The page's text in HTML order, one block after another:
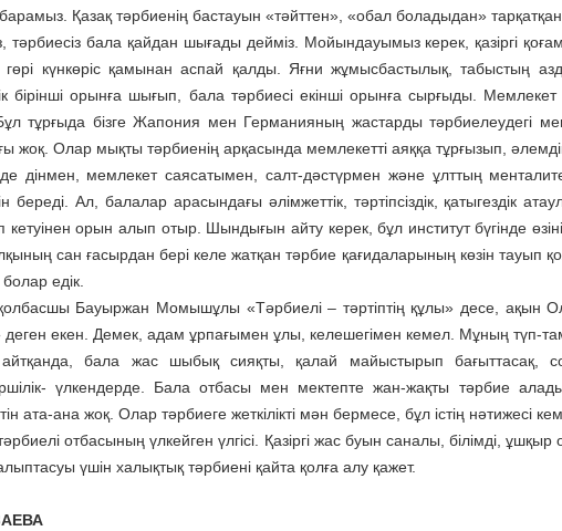
Қазақ тәрбиенің бастауын «тәйттен», «обал боладыдан»
тәрбиесіз бала қайдан шығады дейміз. Мойындауымыз керек, қазіргі
гөрі күнкөріс қамынан аспай қалды. Яғни жұмысбастылық, табыстың
бірінші орынға шығып, бала тәрбиесі екінші орынға сырғыды.
тұрғыда бізге Жапония мен Германияның жастарды тәрбиелеудегі
жоқ. Олар мықты тәрбиенің арқасында мемлекетті аяққа тұрғызып,
дінмен, мемлекет саясатымен, салт-дәстүрмен және ұлттың
береді. Ал, балалар арасындағы әлімжеттік, тәртіпсіздік, қатыгездік
орын алып отыр. Шындығын айту керек, бұл институт бүгінде
сан ғасырдан бері келе жатқан тәрбие қағидаларының көзін тауып
едік.
Бауыржан Момышұлы «Тәрбиелі – тәртіптің құлы» десе, ақын
деген екен. Демек, адам ұрпағымен ұлы, келешегімен кемел. Мұның түп-
бала жас шыбық сияқты, қалай майыстырып бағыттасақ,
үлкендерде. Бала отбасы мен мектепте жан-жақты тәрбие
ата-ана жоқ. Олар тәрбиеге жеткілікті мән бермесе, бұл істің нәтижесі
отбасының үлкейген үлгісі. Қазіргі жас буын саналы, білімді,
үшін халықтық тәрбиені қайта қолға алу қажет.